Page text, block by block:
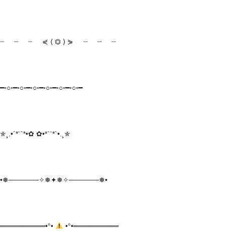
┈ ┈ ┈ ⋞ ⟨ ⏣ ⟩ ⋟ ┈ ┈ ┈
━◦○◦━◦○◦━◦○◦━◦○◦━◦○◦━◦○◦━
✯¸.•´*¨`*•✿ ✿•*`¨*`•.¸✯
•❅──────✧❅✦❅✧──────❅•
═════════•°• •°•═════════